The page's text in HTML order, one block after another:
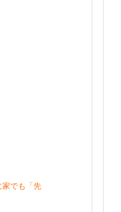
でも「先